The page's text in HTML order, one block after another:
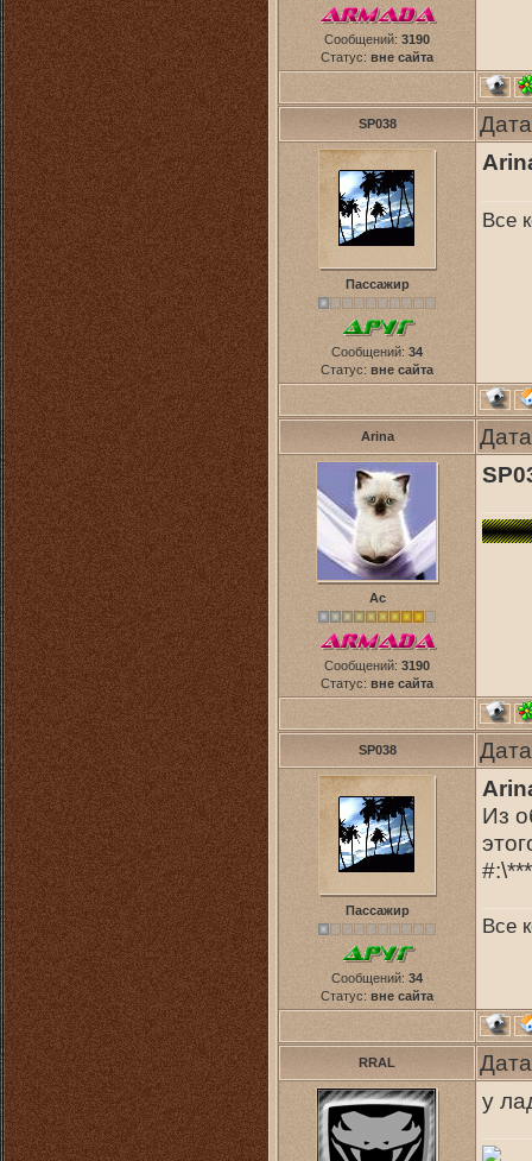
Сообщений: 3190
Статус: вне сайта
SP038
Пассажир
Сообщений: 34
Статус: вне сайта
Все
Arina
Ас
Сообщений: 3190
Статус: вне сайта
SP038
Пассажир
Сообщений: 34
Статус: вне сайта
Из
Все
RRAL
у